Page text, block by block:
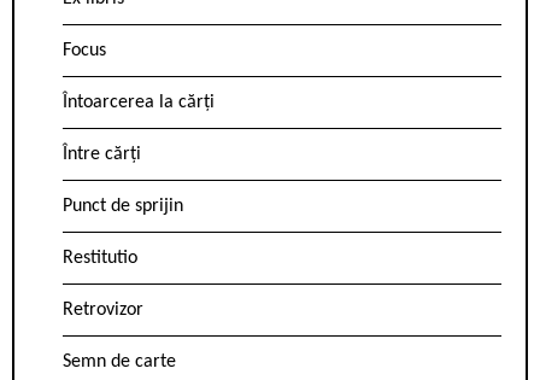
Focus
Întoarcerea la cărți
Între cărți
Punct de sprijin
Restitutio
Retrovizor
Semn de carte